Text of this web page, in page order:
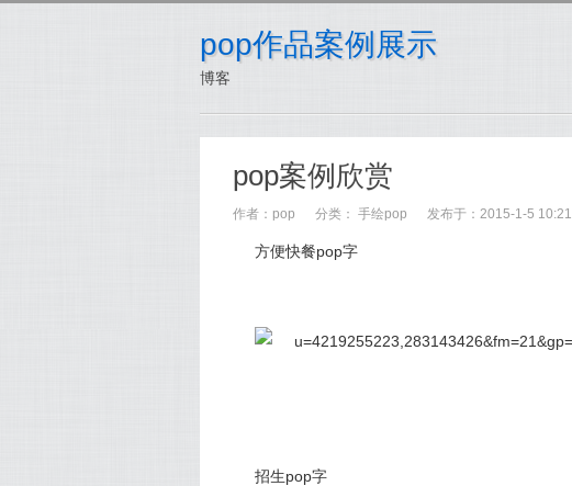
pop作品案例展示
博客
pop案例欣赏
作者： pop 分类： 手绘pop 发布于：2015-1-5 10:21
方便快餐pop字
招生pop字